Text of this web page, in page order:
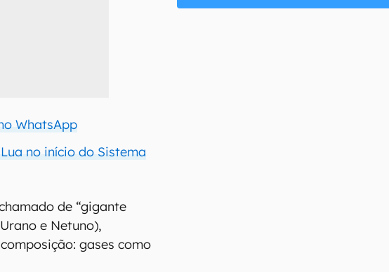
WhatsApp
no início do Sistema
de “gigante
e Netuno),
gases como